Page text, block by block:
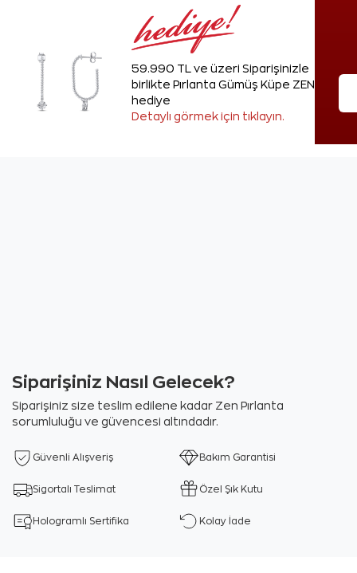
59.990 TL ve üzeri Siparişinizle
birlikte Pırlanta Gümüş Küpe ZEN'den
hediye
Detaylı görmek için tıklayın.
Siparişiniz Nasıl Gelecek?
Siparişiniz size teslim edilene kadar Zen Pırlanta
sorumluluğu ve güvencesi altındadır.
Güvenli Alışveriş Bakım Garantisi
Sigortalı Teslimat Özel Şık Kutu
Hologramlı Sertifika Kolay İade